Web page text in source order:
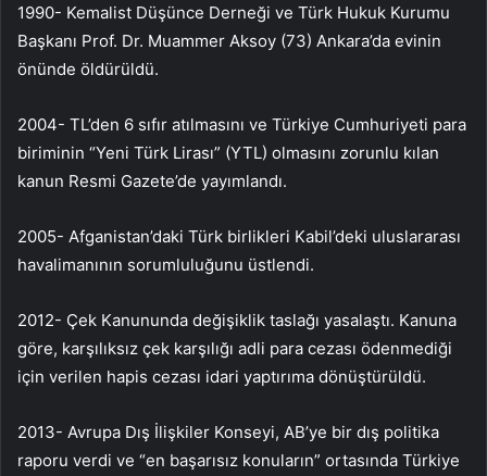
1990- Kemalist Düşünce Derneği ve Türk Hukuk Kurumu
Başkanı Prof. Dr. Muammer Aksoy (73) Ankara’da evinin
önünde öldürüldü.
2004- TL’den 6 sıfır atılmasını ve Türkiye Cumhuriyeti para
biriminin “Yeni Türk Lirası” (YTL) olmasını zorunlu kılan
kanun Resmi Gazete’de yayımlandı.
2005- Afganistan’daki Türk birlikleri Kabil’deki uluslararası
havalimanının sorumluluğunu üstlendi.
2012- Çek Kanununda değişiklik taslağı yasalaştı. Kanuna
göre, karşılıksız çek karşılığı adli para cezası ödenmediği
için verilen hapis cezası idari yaptırıma dönüştürüldü.
2013- Avrupa Dış İlişkiler Konseyi, AB’ye bir dış politika
raporu verdi ve “en başarısız konuların” ortasında Türkiye